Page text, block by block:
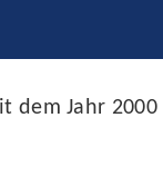
dem Jahr 2000